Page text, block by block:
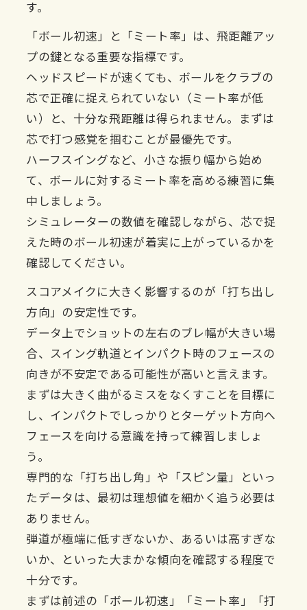
す。
「ボール初速」と「ミート率」は、飛距離アッ
プの鍵となる重要な指標です。
ヘッドスピードが速くても、ボールをクラブの
芯で正確に捉えられていない（ミート率が低
い）と、十分な飛距離は得られません。まずは
芯で打つ感覚を掴むことが最優先です。
ハーフスイングなど、小さな振り幅から始め
て、ボールに対するミート率を高める練習に集
中しましょう。
シミュレーターの数値を確認しながら、芯で捉
えた時のボール初速が着実に上がっているかを
確認してください。
スコアメイクに大きく影響するのが「打ち出し
方向」の安定性です。
データ上でショットの左右のブレ幅が大きい場
合、スイング軌道とインパクト時のフェースの
向きが不安定である可能性が高いと言えます。
まずは大きく曲がるミスをなくすことを目標に
し、インパクトでしっかりとターゲット方向へ
フェースを向ける意識を持って練習しましょ
う。
専門的な「打ち出し角」や「スピン量」といっ
たデータは、最初は理想値を細かく追う必要は
ありません。
弾道が極端に低すぎないか、あるいは高すぎな
いか、といった大まかな傾向を確認する程度で
十分です。
まずは前述の「ボール初速」「ミート率」「打